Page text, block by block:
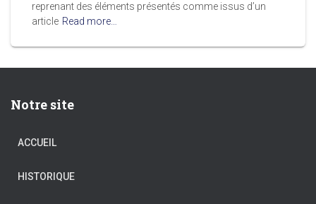
reprenant des éléments présentés comme issus d’un
article Read more…
Notre site
ACCUEIL
HISTORIQUE